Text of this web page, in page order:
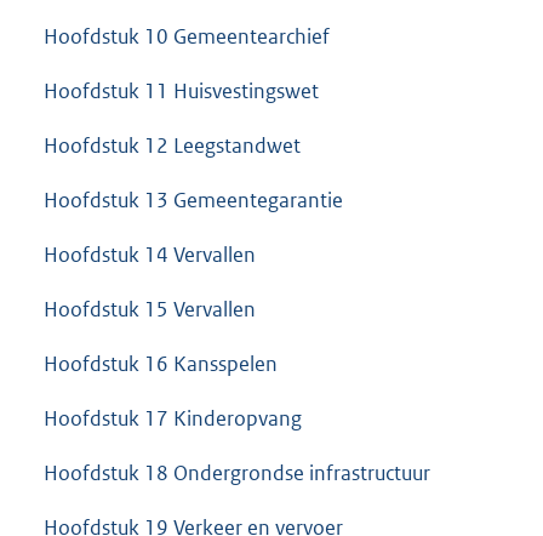
Hoofdstuk 10 Gemeentearchief
Hoofdstuk 11 Huisvestingswet
Hoofdstuk 12 Leegstandwet
Hoofdstuk 13 Gemeentegarantie
Hoofdstuk 14 Vervallen
Hoofdstuk 15 Vervallen
Hoofdstuk 16 Kansspelen
Hoofdstuk 17 Kinderopvang
Hoofdstuk 18 Ondergrondse infrastructuur
Hoofdstuk 19 Verkeer en vervoer